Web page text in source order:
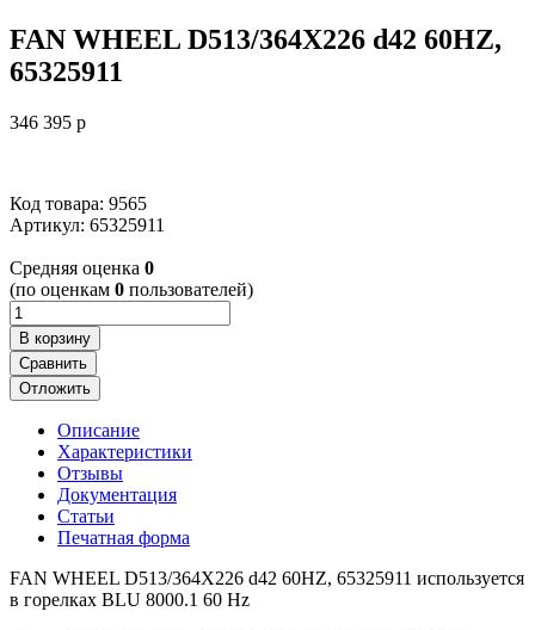
FAN WHEEL D513/364X226 d42 60HZ,
65325911
346 395 p
Код товара: 9565
Артикул: 65325911
Cредняя оценка 0
(по оценкам 0 пользователей)
В корзину
Сравнить
Отложить
Описание
Характеристики
Отзывы
Документация
Статьи
Печатная форма
FAN WHEEL D513/364X226 d42 60HZ, 65325911 используется
в горелках BLU 8000.1 60 Hz